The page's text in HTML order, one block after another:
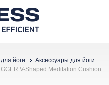
йоги
Аксессуары для йоги
V-Shaped Meditation Cushion